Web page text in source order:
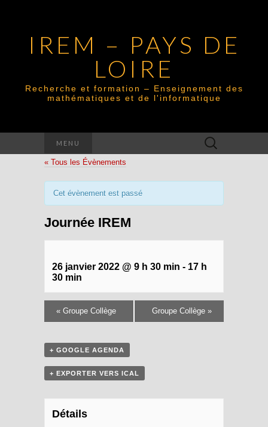
IREM – PAYS DE
LOIRE
Recherche et formation – Enseignement des
mathématiques et de l'informatique
MENU Rechercher :
« Tous les Évènements
Cet évènement est passé
Journée IREM
26 janvier 2022 @ 9 h 30 min - 17 h
30 min
« Groupe Collège Groupe Collège »
+ GOOGLE AGENDA
+ EXPORTER VERS ICAL
Détails